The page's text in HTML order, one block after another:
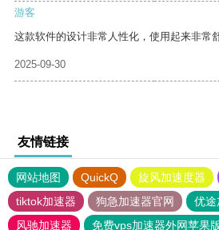
游客
这款软件的设计非常人性化，使用起来非常舒
2025-09-30
友情链接
网站地图 QuickQ 旋风加速度器
tiktok加速器
狗急加速器官网
优途
风驰加速器
免费vps加速器外网苹果